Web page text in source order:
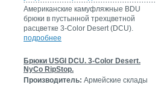
Американские камуфляжные BDU
брюки в пустынной трехцветной
расцветке 3-Color Desert (DCU).
подробнее
Брюки USGI DCU. 3-Color Desert.
NyCo RipStop.
Производитель: Армейские склады